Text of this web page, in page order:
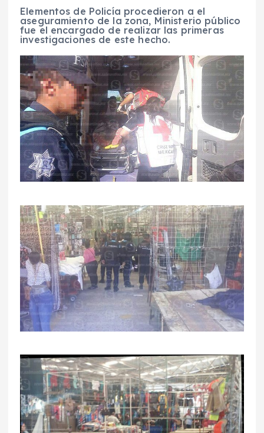
Elementos de Policía procedieron a el
aseguramiento de la zona, Ministerio público
fue el encargado de realizar las primeras
investigaciones de este hecho.